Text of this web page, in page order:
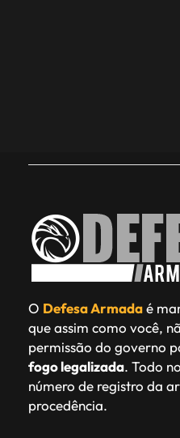
O Defesa Armadaé
que assim como você,
permissão do governo
fogo legalizada. Todo
número de registro da
procedência.